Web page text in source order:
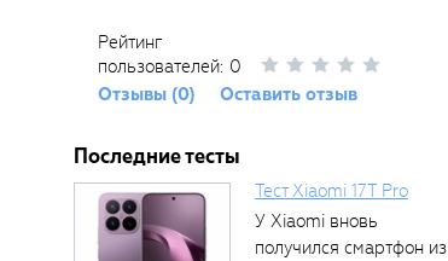
Рейтинг
пользователей: 0
Отзывы (0)
Оставить отзыв
Последние тесты
Тест Xiaomi 17T Pro
У Xiaomi вновь
получился смартфон из